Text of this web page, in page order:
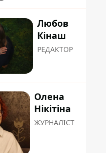
Любов
Кінаш
РЕДАКТОР
Олена
Нікітіна
ЖУРНАЛІСТ